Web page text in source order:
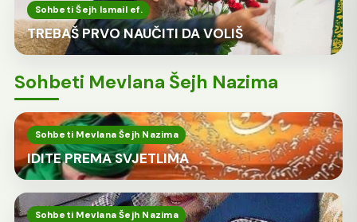
Sohbeti Šejh Ismail ef.
TREBAŠ PRVO NAUČITI DA VOLIŠ
Sohbeti Mevlana Šejh Nazima
Sohbeti Mevlana Šejh Nazima
IDITE PREMA SVJETLIMA
Sohbeti Mevlana Šejh Nazima